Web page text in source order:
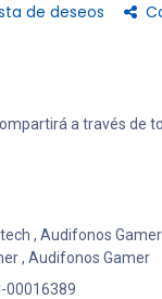
de deseos
a través de
, Audifonos Gamer
, Audifonos Gamer
00016389